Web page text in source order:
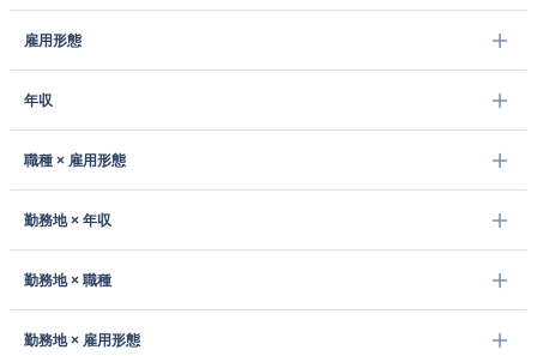
雇用形態
年収
職種 × 雇用形態
勤務地 × 年収
勤務地 × 職種
勤務地 × 雇用形態